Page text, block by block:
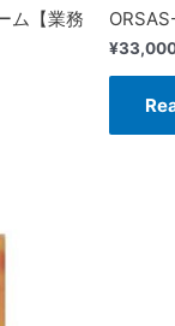
ム【業務
¥